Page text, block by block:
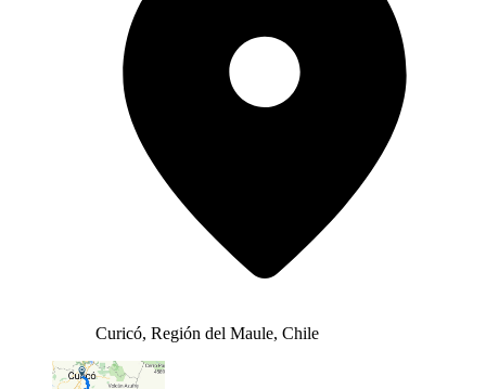
Curicó, Región del Maule, Chile